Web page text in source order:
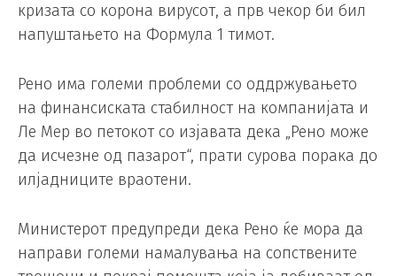
кризата со корона вирусот, а прв чекор би бил
напуштањето на Формула 1 тимот.
Рено има големи проблеми со оддржувањето
на финансиската стабилност на компанијата и
Ле Мер во петокот со изјавата дека „Рено може
да исчезне од пазарот“, прати сурова порака до
илјадниците враотени.
Министерот предупреди дека Рено ќе мора да
направи големи намалувања на сопствените